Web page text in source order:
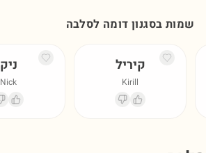
שמות בסגנון דומה לסלבה
קיריל
Kirill
ניק
Nick